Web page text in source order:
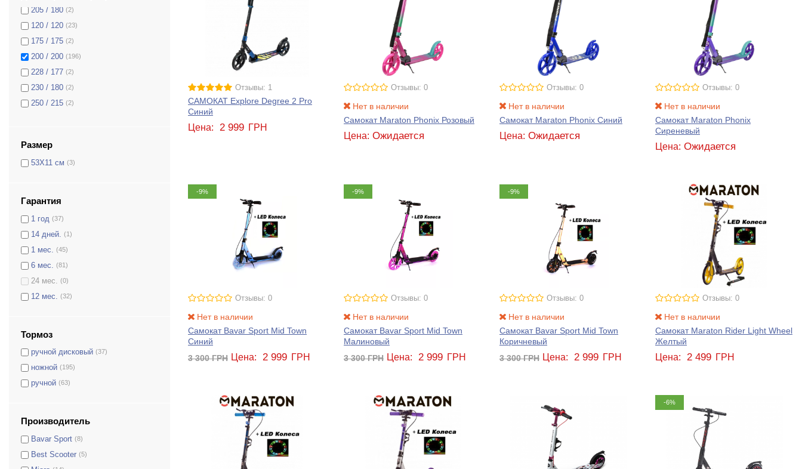
205 / 180 (2)
120 / 120 (23)
175 / 175 (2)
200 / 200 (196)
228 / 177 (2)
230 / 180 (2)
250 / 215 (2)
Размер
53Х11 см (3)
Гарантия
1 год (37)
14 дней. (1)
1 мес. (45)
6 мес. (81)
24 мес. (0)
12 мес. (32)
Тормоз
ручной дисковый (37)
ножной (195)
ручной (63)
Производитель
Bavar Sport (8)
Best Scooter (5)
Отзывы: 1
САМОКАТ Explore Degree 2 Pro
Синий
Цена: 2 999 ГРН
Отзывы: 0
Нет в наличии
Самокат Maraton Phonix Розовый
Цена: Ожидается
Отзывы: 0
Нет в наличии
Самокат Maraton Phonix Синий
Цена: Ожидается
Отзывы: 0
Нет в наличии
Самокат Maraton Phonix
Сиреневый
Цена: Ожидается
-9%
Отзывы: 0
Нет в наличии
Самокат Bavar Sport Mid Town
Синий
3 300ГРН Цена: 2 999 ГРН
-9%
Отзывы: 0
Нет в наличии
Самокат Bavar Sport Mid Town
Малиновый
3 300ГРН Цена: 2 999 ГРН
-9%
Отзывы: 0
Нет в наличии
Самокат Bavar Sport Mid Town
Коричневый
3 300ГРН Цена: 2 999 ГРН
Отзывы: 0
Нет в наличии
Самокат Maraton Rider Light Wheel
Желтый
Цена: 2 499 ГРН
-6%